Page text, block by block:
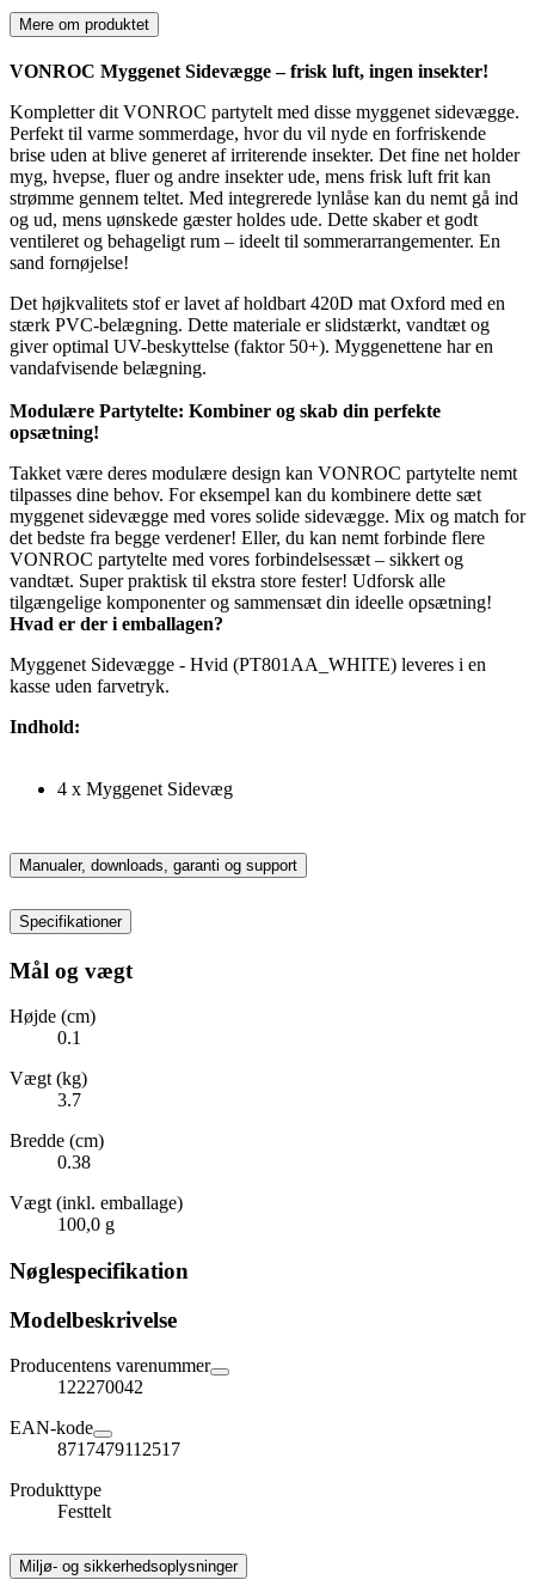
Mere om produktet
VONROC Myggenet Sidevægge – frisk luft, ingen insekter!
Kompletter dit VONROC partytelt med disse myggenet sidevægge.
Perfekt til varme sommerdage, hvor du vil nyde en forfriskende
brise uden at blive generet af irriterende insekter. Det fine net holder
myg, hvepse, fluer og andre insekter ude, mens frisk luft frit kan
strømme gennem teltet. Med integrerede lynlåse kan du nemt gå ind
og ud, mens uønskede gæster holdes ude. Dette skaber et godt
ventileret og behageligt rum – ideelt til sommerarrangementer. En
sand fornøjelse!
Det højkvalitets stof er lavet af holdbart 420D mat Oxford med en
stærk PVC-belægning. Dette materiale er slidstærkt, vandtæt og
giver optimal UV-beskyttelse (faktor 50+). Myggenettene har en
vandafvisende belægning.
Modulære Partytelte: Kombiner og skab din perfekte
opsætning!
Takket være deres modulære design kan VONROC partytelte nemt
tilpasses dine behov. For eksempel kan du kombinere dette sæt
myggenet sidevægge med vores solide sidevægge. Mix og match for
det bedste fra begge verdener! Eller, du kan nemt forbinde flere
VONROC partytelte med vores forbindelsessæt – sikkert og
vandtæt. Super praktisk til ekstra store fester! Udforsk alle
tilgængelige komponenter og sammensæt din ideelle opsætning!
Hvad er der i emballagen?
Myggenet Sidevægge - Hvid (PT801AA_WHITE) leveres i en
kasse uden farvetryk.
Indhold:
4 x Myggenet Sidevæg
Manualer, downloads, garanti og support
Specifikationer
Mål og vægt
Højde (cm)
0.1
Vægt (kg)
3.7
Bredde (cm)
0.38
Vægt (inkl. emballage)
100,0 g
Nøglespecifikation
Modelbeskrivelse
Producentens varenummer
122270042
EAN-kode
8717479112517
Produkttype
Festtelt
Miljø- og sikkerhedsoplysninger